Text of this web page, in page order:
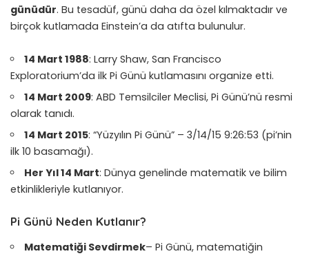
günüdür. Bu tesadüf, günü daha da özel kılmaktadır ve
birçok kutlamada Einstein’a da atıfta bulunulur.
14 Mart 1988: Larry Shaw, San Francisco
Exploratorium’da ilk Pi Günü kutlamasını organize etti.
14 Mart 2009: ABD Temsilciler Meclisi, Pi Günü’nü resmi
olarak tanıdı.
14 Mart 2015: “Yüzyılın Pi Günü” – 3/14/15 9:26:53 (pi’nin
ilk 10 basamağı).
Her Yıl 14 Mart: Dünya genelinde matematik ve bilim
etkinlikleriyle kutlanıyor.
Pi Günü Neden Kutlanır?
Matematiği Sevdirmek– Pi Günü, matematiğin